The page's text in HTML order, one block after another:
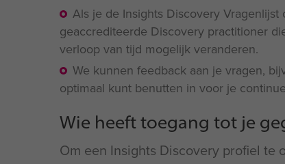
Als je de Insights Discovery
geaccrediteerde Discovery practitioner
verloop van tijd mogelijk veranderen.
We kunnen feedback aan je vragen,
optimaal kunt benutten in voor je
Wie heeft toegang tot je
Om een Insights Discovery profiel